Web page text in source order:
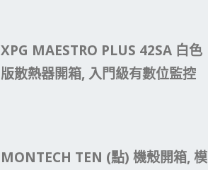
XPG MAESTRO PLUS 42SA 白色
版散熱器開箱, 入門級有數位監控
MONTECH TEN (點) 機殼開箱, 模